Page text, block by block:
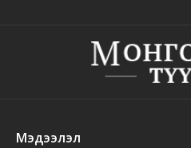
Мэдээлэл